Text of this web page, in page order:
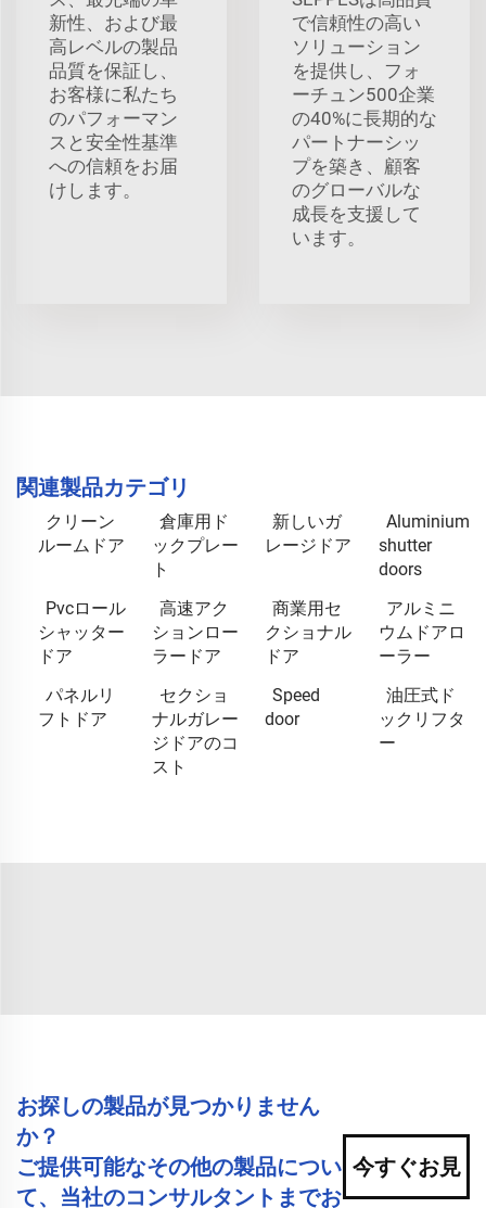
新性、および最
高レベルの製品
品質を保証し、
お客様に私たち
のパフォーマン
スと安全性基準
への信頼をお届
けします。
で信頼性の高い
ソリューション
を提供し、フォ
ーチュン500企業
の40%に長期的な
パートナーシッ
プを築き、顧客
のグローバルな
成長を支援して
います。
関連製品カテゴリ
クリーン
ルームドア
倉庫用ド
ックプレー
ト
新しいガ
レージドア
Aluminium
shutter
doors
Pvcロール
シャッター
ドア
高速アク
ションロー
ラードア
商業用セ
クショナル
ドア
アルミニ
ウムドアロ
ーラー
パネルリ
フトドア
セクショ
ナルガレー
ジドアのコ
スト
Speed
door
油圧式ド
ックリフタ
ー
お探しの製品が見つかりません
か？
ご提供可能なその他の製品につい
て、当社のコンサルタントまでお
今すぐお見